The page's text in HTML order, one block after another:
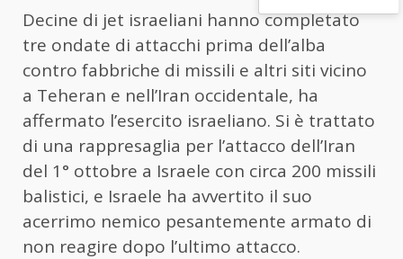
Decine di jet israeliani hanno completato
tre ondate di attacchi prima dell’alba
contro fabbriche di missili e altri siti vicino
a Teheran e nell’Iran occidentale, ha
affermato l’esercito israeliano. Si è trattato
di una rappresaglia per l’attacco dell’Iran
del 1° ottobre a Israele con circa 200 missili
balistici, e Israele ha avvertito il suo
acerrimo nemico pesantemente armato di
non reagire dopo l’ultimo attacco.